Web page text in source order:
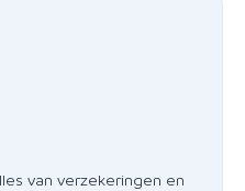
van verzekeringen en